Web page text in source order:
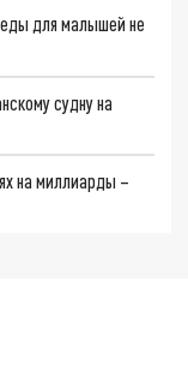
для малышей не
судну на
на миллиарды –